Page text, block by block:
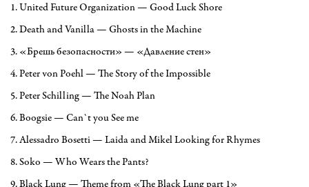
1. United Future Organization — Good Luck Shore
2. Death and Vanilla — Ghosts in the Machine
3. «Брешь безопасности» — «Давление стен»
4. Peter von Poehl — The Story of the Impossible
5. Peter Schilling — The Noah Plan
6. Boogsie — Can`t you See me
7. Alessadro Bosetti — Laida and Mikel Looking for Rhymes
8. Soko — Who Wears the Pants?
9. Black Lung — Theme from «The Black Lung part 1»